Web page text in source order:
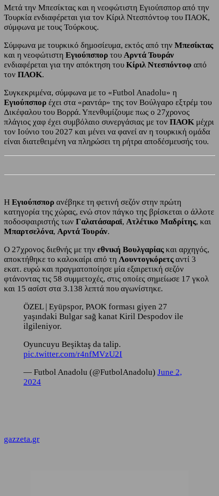
Μετά την Μπεσίκτας και η νεοφώτιστη Εγιούπσπορ από την
Τουρκία ενδιαφέρεται για τον Κίριλ Ντεσπόντοφ του ΠΑΟΚ,
σύμφωνα με τους Τούρκους.
Σύμφωνα με τουρκικό δημοσίευμα, εκτός από την Μπεσίκτας
και η νεοφώτιστη Εγιούπσπορ του Αρντά Τουράν
ενδιαφέρεται για την απόκτηση του Κίριλ Ντεσπόντοφ από
τον ΠΑΟΚ.
Συγκεκριμένα, σύμφωνα με το «Futbol Anadolu» η
Εγιούπσπορ έχει στα «ραντάρ» της τον Βούλγαρο εξτρέμ του
Δικέφαλου του Βορρά. Υπενθυμίζουμε πως ο 27χρονος
πλάγιος χαφ έχει συμβόλαιο συνεργάσιας με τον ΠΑΟΚ μέχρι
τον Ιούνιο του 2027 και μένει να φανεί αν η τουρκική ομάδα
είναι διατεθειμένη να πληρώσει τη ρήτρα αποδέσμευσής του.
Η Εγιούπσπορ ανέβηκε τη φετινή σεζόν στην πρώτη
κατηγορία της χώρας, ενώ στον πάγκο της βρίσκεται ο άλλοτε
ποδοσφαιριστής των Γαλατάσαραϊ, Ατλέτικο Μαδρίτης, και
Μπαρτσελόνα, Αρντά Τουράν.
Ο 27χρονος διεθνής με την εθνική Βουλγαρίας και αρχηγός,
αποκτήθηκε το καλοκαίρι από τη Λουντογκόρετς αντί 3
εκατ. ευρώ και πραγματοποίησε μία εξαιρετική σεζόν
φτάνοντας τις 58 συμμετοχές, στις οποίες σημείωσε 17 γκολ
και 15 ασίστ στα 3.138 λεπτά που αγωνίστηκε.
ÖZEL | Eyüpspor, PAOK forması giyen 27
yaşındaki Bulgar sağ kanat Kiril Despodov ile
ilgileniyor.
Oyuncuyu Beşiktaş da talip.
pic.twitter.com/r4nfMVzU2I
— Futbol Anadolu (@FutbolAnadolu) June 2,
2024
gazzeta.gr